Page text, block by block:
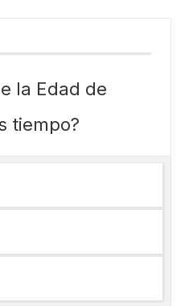
la Edad de
tiempo?